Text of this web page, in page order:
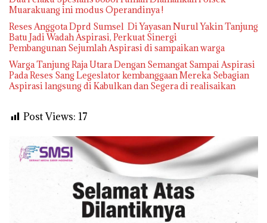
Muarakuang ini modus Operandinya !
Reses Anggota Dprd Sumsel Di Yayasan Nurul Yakin Tanjung
Batu Jadi Wadah Aspirasi, Perkuat Sinergi
Pembangunan Sejumlah Aspirasi di sampaikan warga
Warga Tanjung Raja Utara Dengan Semangat Sampai Aspirasi
Pada Reses Sang Legeslator kembanggaan Mereka Sebagian
Aspirasi langsung di Kabulkan dan Segera di realisaikan
Post Views: 17